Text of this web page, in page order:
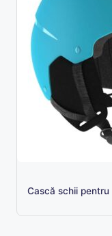
Cască schii